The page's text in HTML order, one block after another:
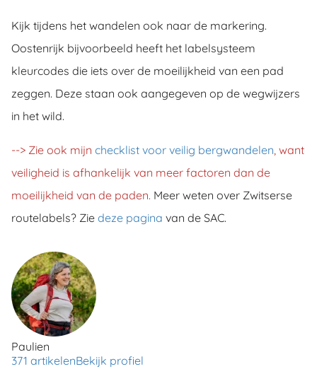
Kijk tijdens het wandelen ook naar de markering.
Oostenrijk bijvoorbeeld heeft het labelsysteem
kleurcodes die iets over de moeilijkheid van een pad
zeggen. Deze staan ook aangegeven op de wegwijzers
in het wild.
--> Zie ook mijn checklist voor veilig bergwandelen, want
veiligheid is afhankelijk van meer factoren dan de
moeilijkheid van de paden. Meer weten over Zwitserse
routelabels? Zie deze pagina van de SAC.
Paulien
371 artikelenBekijk profiel